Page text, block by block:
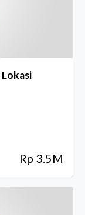
Lokasi
Rp 3.5M